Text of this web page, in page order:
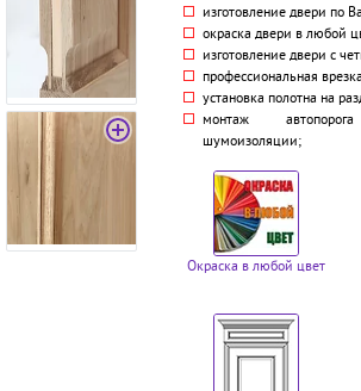
изготовление двери по
окраска двери в любой
изготовление двери с
профессиональная
установка полотна на
монтаж
шумоизоляции;
Окраска в любой цвет